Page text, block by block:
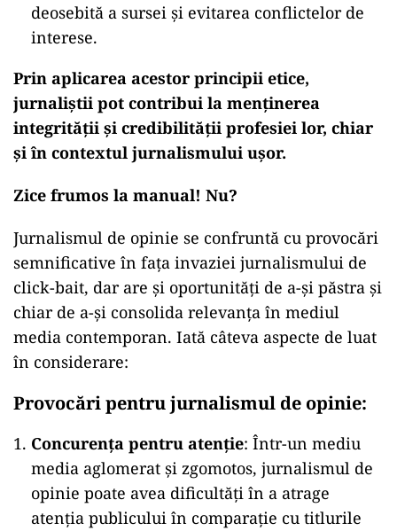
deosebită a sursei și evitarea conflictelor de
interese.
Prin aplicarea acestor principii etice,
jurnaliștii pot contribui la menținerea
integrității și credibilității profesiei lor, chiar
și în contextul jurnalismului ușor.
Zice frumos la manual! Nu?
Jurnalismul de opinie se confruntă cu provocări
semnificative în fața invaziei jurnalismului de
click-bait, dar are și oportunități de a-și păstra și
chiar de a-și consolida relevanța în mediul
media contemporan. Iată câteva aspecte de luat
în considerare:
Provocări pentru jurnalismul de opinie:
Concurența pentru atenție: Într-un mediu
media aglomerat și zgomotos, jurnalismul de
opinie poate avea dificultăți în a atrage
atenția publicului în comparație cu titlurile